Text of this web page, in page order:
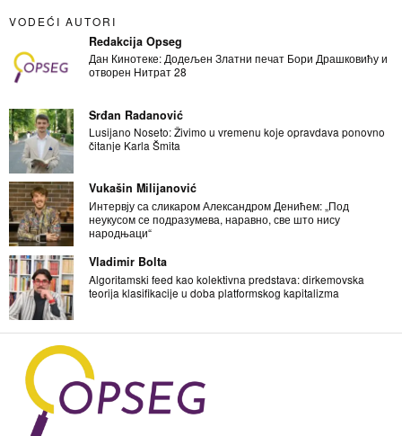
VODEĆI AUTORI
Redakcija Opseg
Дан Кинотеке: Додељен Златни печат Бори Драшковићу и
отворен Нитрат 28
Srđan Radanović
Lusijano Noseto: Živimo u vremenu koje opravdava ponovno
čitanje Karla Šmita
Vukašin Milijanović
Интервју са сликаром Александром Денићем: „Под
неукусом се подразумева, наравно, све што нису
народњаци“
Vladimir Bolta
Algoritamski feed kao kolektivna predstava: dirkemovska
teorija klasifikacije u doba platformskog kapitalizma